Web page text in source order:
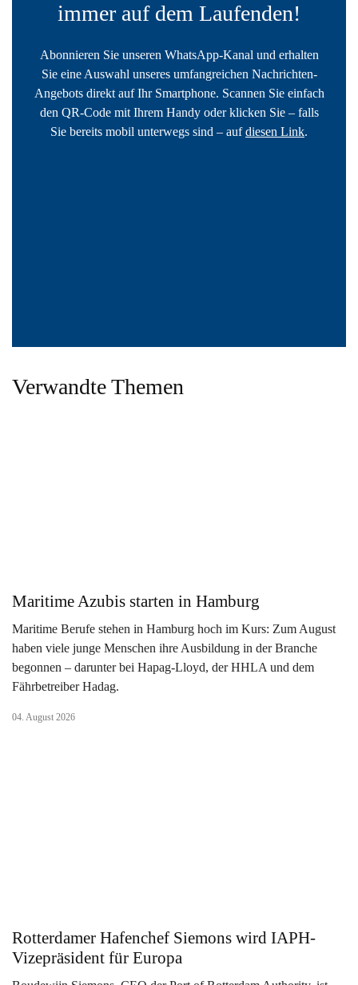
immer auf dem Laufenden!
Abonnieren Sie unseren WhatsApp-Kanal und erhalten
Sie eine Auswahl unseres umfangreichen Nachrichten-
Angebots direkt auf Ihr Smartphone. Scannen Sie einfach
den QR-Code mit Ihrem Handy oder klicken Sie – falls
Sie bereits mobil unterwegs sind – aufdiesen Link.
Verwandte Themen
Maritime Azubis starten in Hamburg
Maritime Berufe stehen in Hamburg hoch im Kurs: Zum August
haben viele junge Menschen ihre Ausbildung in der Branche
begonnen – darunter bei Hapag-Lloyd, der HHLA und dem
Fährbetreiber Hadag.
04. August 2026
Rotterdamer Hafenchef Siemons wird IAPH-
Vizepräsident für Europa